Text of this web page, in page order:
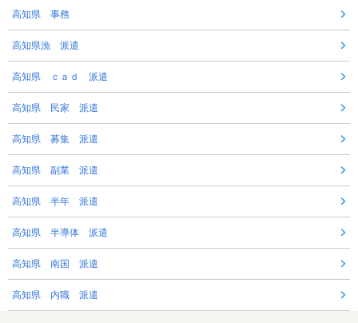
高知県 事務
高知県漁 派遣
高知県 ｃａｄ 派遣
高知県 民家 派遣
高知県 募集 派遣
高知県 副業 派遣
高知県 半年 派遣
高知県 半導体 派遣
高知県 南国 派遣
高知県 内職 派遣